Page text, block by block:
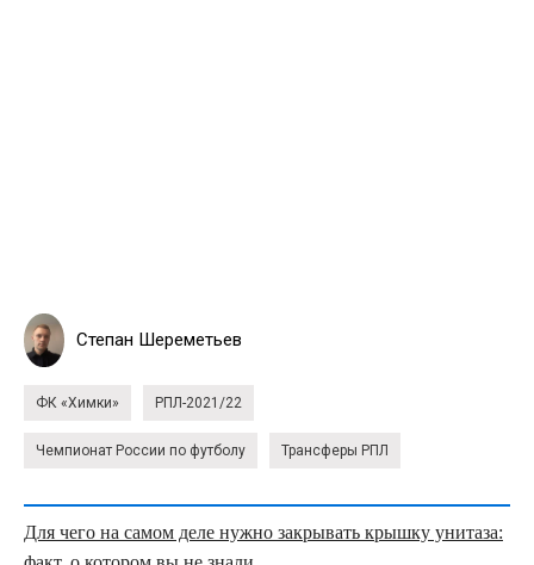
Степан Шереметьев
ФК «Химки» РПЛ-2021/22
Чемпионат России по футболу Трансферы РПЛ
Для чего на самом деле нужно закрывать крышку унитаза: